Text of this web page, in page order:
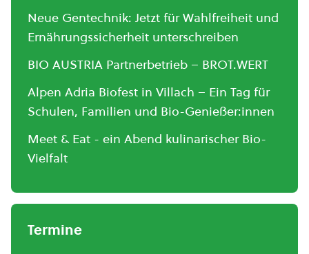
Neue Gentechnik: Jetzt für Wahlfreiheit und
Ernährungssicherheit unterschreiben
BIO AUSTRIA Partnerbetrieb – BROT.WERT
Alpen Adria Biofest in Villach – Ein Tag für
Schulen, Familien und Bio-Genießer:innen
Meet & Eat - ein Abend kulinarischer Bio-
Vielfalt
Termine